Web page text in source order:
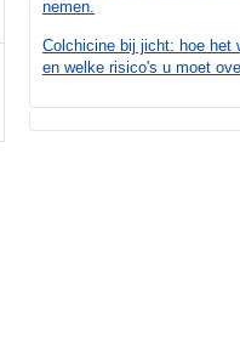
nemen.
Colchicine bij jicht: hoe het
en welke risico's u moet